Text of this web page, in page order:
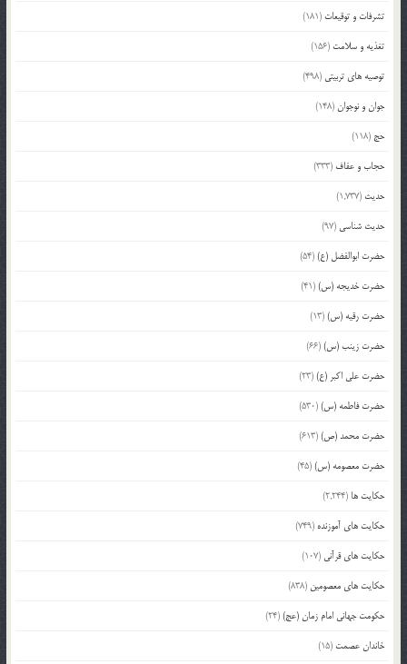
تشرفات و توقیعات (181)
تغذیه و سلامت (156)
توصیه های تربیتی (498)
جوان و نوجوان(148)
حج (118)
حجاب و عفاف (333)
حدیث (1,737)
حدیث شناسی (97)
حضرت ابوالفضل (ع)(54)
حضرت خدیجه (س)(41)
حضرت رقیه (س)(13)
حضرت زینب (س)(66)
حضرت علی اکبر (ع)(23)
حضرت فاطمه (س)(530)
حضرت محمد (ص)(613)
حضرت معصومه (س)(45)
حکایت ها (2,244)
حکایت های آموزنده (749)
حکایت های قرآنی (107)
حکایت های معصومین (838)
حکومت جهانی امام زمان (عج)(24)
خاندان عصمت (15)